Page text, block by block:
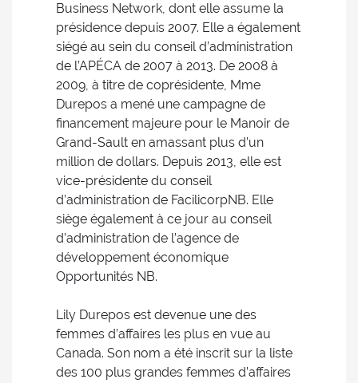
Business Network, dont elle assume la
présidence depuis 2007. Elle a également
siégé au sein du conseil d’administration
de l’APÉCA de 2007 à 2013. De 2008 à
2009, à titre de coprésidente, Mme
Durepos a mené une campagne de
financement majeure pour le Manoir de
Grand-Sault en amassant plus d’un
million de dollars. Depuis 2013, elle est
vice-présidente du conseil
d’administration de FacilicorpNB. Elle
siège également à ce jour au conseil
d’administration de l’agence de
développement économique
Opportunités NB.
Lily Durepos est devenue une des
femmes d’affaires les plus en vue au
Canada. Son nom a été inscrit sur la liste
des 100 plus grandes femmes d’affaires